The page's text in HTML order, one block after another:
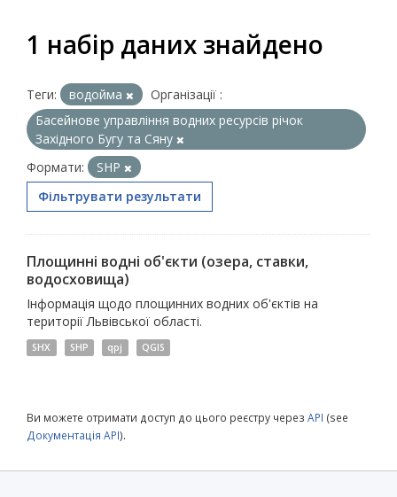
1 набір даних знайдено
Теги: водойма
Організації :
Басейнове управління водних ресурсів річок
Західного Бугу та Сяну
Формати:
SHP
Фільтрувати результати
Площинні водні об'єкти (озера, ставки,
водосховища)
Інформація щодо площинних водних об'єктів на
території Львівської області.
SHX SHP qpj QGIS
Ви можете отримати доступ до цього реєстру через API (see
Документація API).